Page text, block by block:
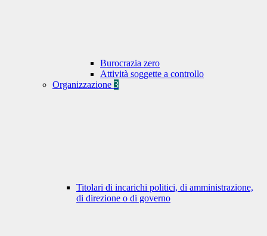
Burocrazia zero
Attività soggette a controllo
Organizzazione 3
Titolari di incarichi politici, di amministrazione,
di direzione o di governo